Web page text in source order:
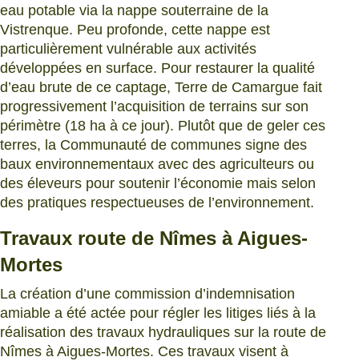
eau potable via la nappe souterraine de la
Vistrenque. Peu profonde, cette nappe est
particulièrement vulnérable aux activités
développées en surface. Pour restaurer la qualité
d’eau brute de ce captage, Terre de Camargue fait
progressivement l’acquisition de terrains sur son
périmètre (18 ha à ce jour). Plutôt que de geler ces
terres, la Communauté de communes signe des
baux environnementaux avec des agriculteurs ou
des éleveurs pour soutenir l’économie mais selon
des pratiques respectueuses de l’environnement.
Travaux route de Nîmes à Aigues-
Mortes
La création d’une commission d’indemnisation
amiable a été actée pour régler les litiges liés à la
réalisation des travaux hydrauliques sur la route de
Nîmes à Aigues-Mortes. Ces travaux visent à